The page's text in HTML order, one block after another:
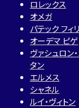
ロレックス
オメガ
パテック フィ
オーデマ ピゲ
ヴァシュロン
タン
エルメス
シャネル
ルイ・ヴィトン